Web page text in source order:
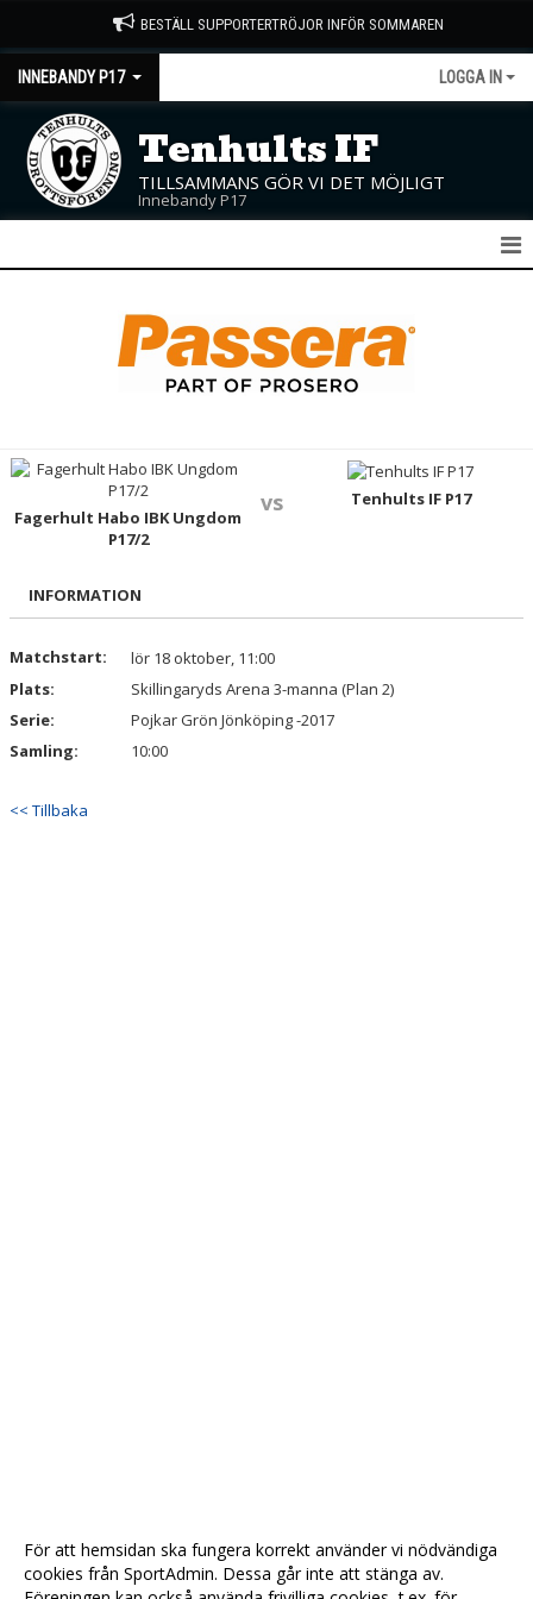
BESTÄLL SUPPORTERTRÖJOR INFÖR SOMMAREN
INNEBANDY P17 LOGGA IN
Tenhults IF
TILLSAMMANS GÖR VI DET MÖJLIGT
Innebandy P17
DOKUMENT
KONTAKT
Fagerhult Habo IBK Ungdom
P17/2
vs Tenhults IF P17
INFORMATION
Matchstart:
lör 18 oktober, 11:00
Plats:
Skillingaryds Arena 3-manna (Plan 2)
Serie:
Pojkar Grön Jönköping -2017
Samling:
10:00
<< Tillbaka
För att hemsidan ska fungera korrekt använder vi nödvändiga
cookies från SportAdmin. Dessa går inte att stänga av.